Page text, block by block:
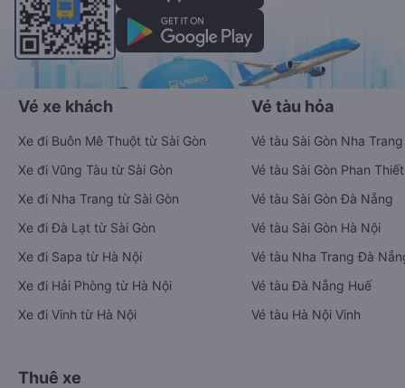
Vé xe khách
Xe đi Buôn Mê Thuột từ Sài Gòn
Xe đi Vũng Tàu từ Sài Gòn
Xe đi Nha Trang từ Sài Gòn
Xe đi Đà Lạt từ Sài Gòn
Xe đi Sapa từ Hà Nội
Xe đi Hải Phòng từ Hà Nội
Xe đi Vinh từ Hà Nội
Vé tàu hỏa
Vé tàu Sài Gòn Nha Trang
Vé tàu Sài Gòn Phan Thiết
Vé tàu Sài Gòn Đà Nẵng
Vé tàu Sài Gòn Hà Nội
Vé tàu Nha Trang Đà
Vé tàu Đà Nẵng Huế
Vé tàu Hà Nội Vinh
Thuê xe